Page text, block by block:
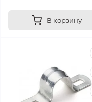
В корзину